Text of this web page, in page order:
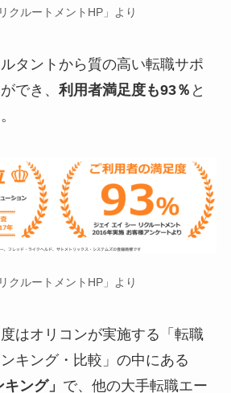
クルートメントHP」より
タントから質の高い転職サポ
でき、 利用者満足度も93％ と
クルートメントHP」より
はオリコンが実施する「転職
キング・比較」の中にある
ング」 で、他の大手転職エー